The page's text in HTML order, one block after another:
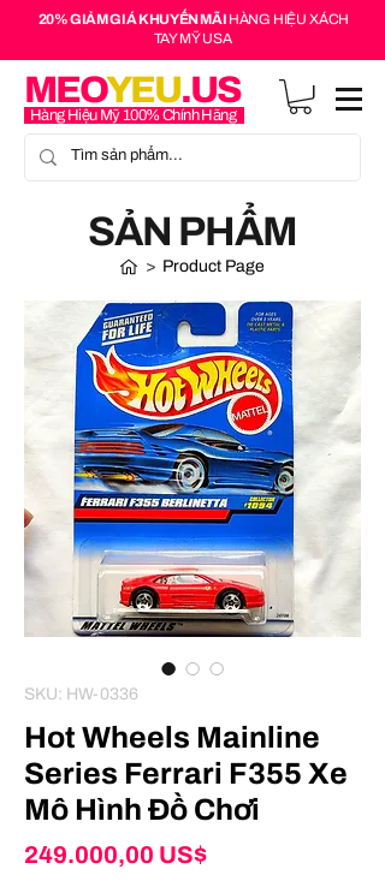
20% GIẢM GIÁ KHUYẾN MÃI HÀNG HIỆU XÁCH
TAY MỸ USA
MEOYEU.US
Hàng Hiệu Mỹ 100% Chính Hãng
SẢN PHẨM
> Product Page
SKU: HW-0336
Hot Wheels Mainline
Series Ferrari F355 Xe
Mô Hình Đồ Chơi
249.000,00 US$Giá